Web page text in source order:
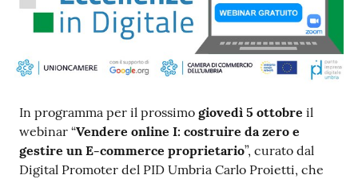
gis
tra
ti
In programma per il prossimo giovedì 5 ottobre il
webinar “Vendere online I: costruire da zero e
gestire un E-commerce proprietario”, curato dal
Digital Promoter del PID Umbria Carlo Proietti, che